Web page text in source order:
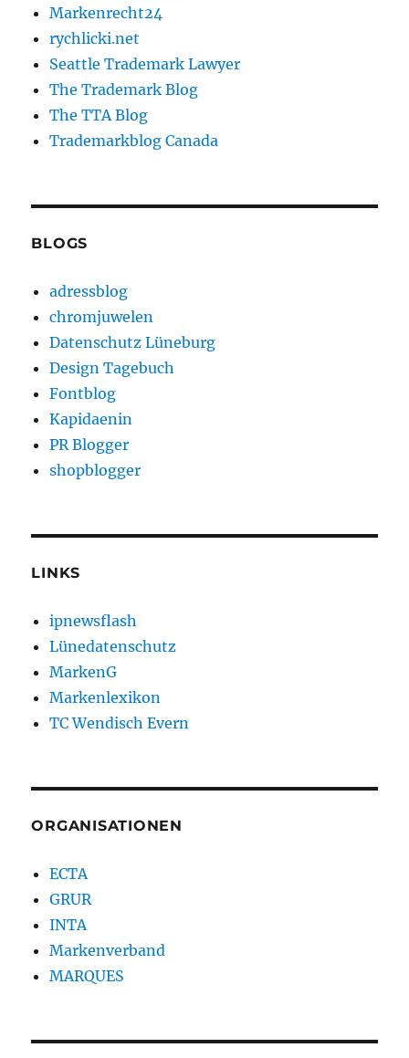
Markenrecht24
rychlicki.net
Seattle Trademark Lawyer
The Trademark Blog
The TTA Blog
Trademarkblog Canada
BLOGS
adressblog
chromjuwelen
Datenschutz Lüneburg
Design Tagebuch
Fontblog
Kapidaenin
PR Blogger
shopblogger
LINKS
ipnewsflash
Lünedatenschutz
MarkenG
Markenlexikon
TC Wendisch Evern
ORGANISATIONEN
ECTA
GRUR
INTA
Markenverband
MARQUES